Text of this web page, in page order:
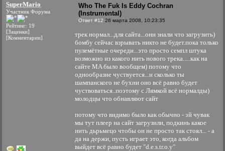
SuperMario
Участник Форума
Рейтинг: 19
[Заценки]
[Комментарии]
Who The Fuk Is Eddy Cochran
(Instrumental)
Ответ #12 26 марта 2008, 10:23:35
трек нормал...для сайта...они знали что загрузить)
бомбу сейчас взрывать никто не будет.пока только
пулемётные очереди...это просто семпл штука
возможно из какого нить нового трека.....как на
сайте MA было вообщем) потому что
однообразие чуствуется...и сколько ты
шампанского не бухни оно всё равно будет
чуствоваться..поэтому с Лямкой всё нормалды)
молодцы что обнавляют сайт
потому что видимо было как обычно - эй чувак
мы тут плеер на сайт загрузили, подкинь какое
нить дьрьмецо чтобы он не просто так стоял... - а
да на держи, пусть играет это, когда альбом
выйдет всё равно будет "d.e.s.tr.o.y"